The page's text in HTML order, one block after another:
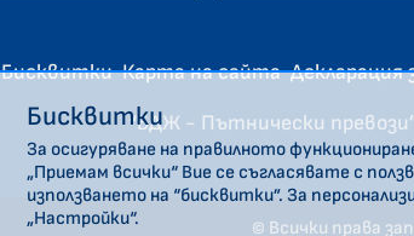
Бисквитки Карта на сайта
“БДЖ - Пътнически
© Всички права
Бисквитки
За осигуряване на правилното
„Приемам всички“ Вие се съгласявате с
използването на “бисквитки”. За
„Настройки“.